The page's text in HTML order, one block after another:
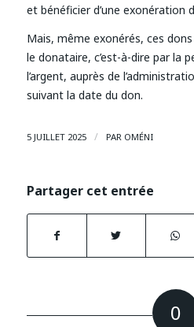
et bénéficier d’une exonération
Mais, même exonérés, ces
le donataire, c’est-à-dire par la
l’argent, auprès de
suivant la date du don.
5 JUILLET 2025 / PAR OMÉNI
Partager cet entrée
0